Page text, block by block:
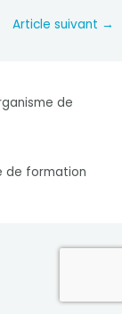
Article suivant →
de
de formation